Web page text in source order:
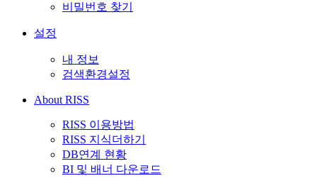
비밀번호 찾기
설정
내 정보
검색환경설정
About RISS
RISS 이용방법
RISS 지식더하기
DB연계 현황
BI 및 배너 다운로드